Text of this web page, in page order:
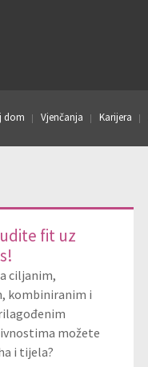
dom Vjenčanja Karijera
fit uz
ciljanim,
kombiniranim i
možete
i tijela?